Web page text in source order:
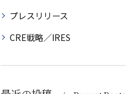
プレスリリース
CRE戦略／IRES